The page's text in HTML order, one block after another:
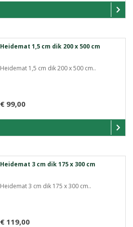
Heidemat 1,5 cm dik 200 x 500 cm
Heidemat 1,5 cm dik 200 x 500 cm..
€ 99,00
Heidemat 3 cm dik 175 x 300 cm
Heidemat 3 cm dik 175 x 300 cm..
€ 119,00